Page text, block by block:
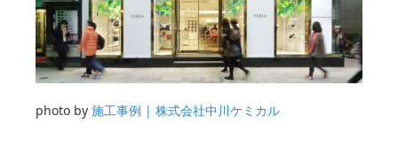
photo by 施工事例 | 株式会社中川ケミカル